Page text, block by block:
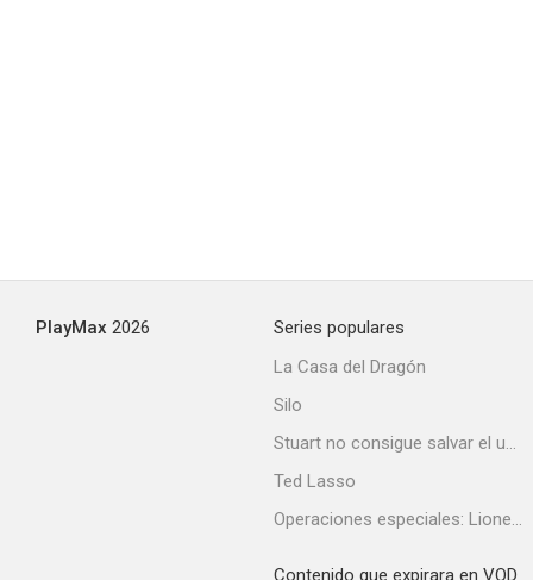
PlayMax 2026
Series populares
La Casa del Dragón
Silo
Stuart no consigue salvar el universo
Ted Lasso
Operaciones especiales: Lioness
Contenido que expirara en VOD